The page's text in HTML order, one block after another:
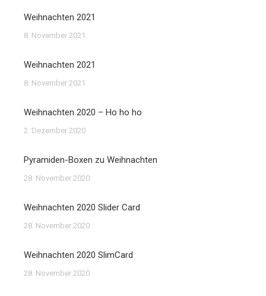
Weihnachten 2021
8. November 2021
Weihnachten 2021
8. November 2021
Weihnachten 2020 – Ho ho ho
2. Dezember 2020
Pyramiden-Boxen zu Weihnachten
28. November 2020
Weihnachten 2020 Slider Card
28. November 2020
Weihnachten 2020 SlimCard
28. November 2020